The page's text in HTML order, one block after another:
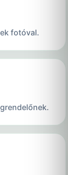
fotóval.